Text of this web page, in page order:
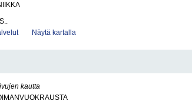
Näytä kartalla
kautta